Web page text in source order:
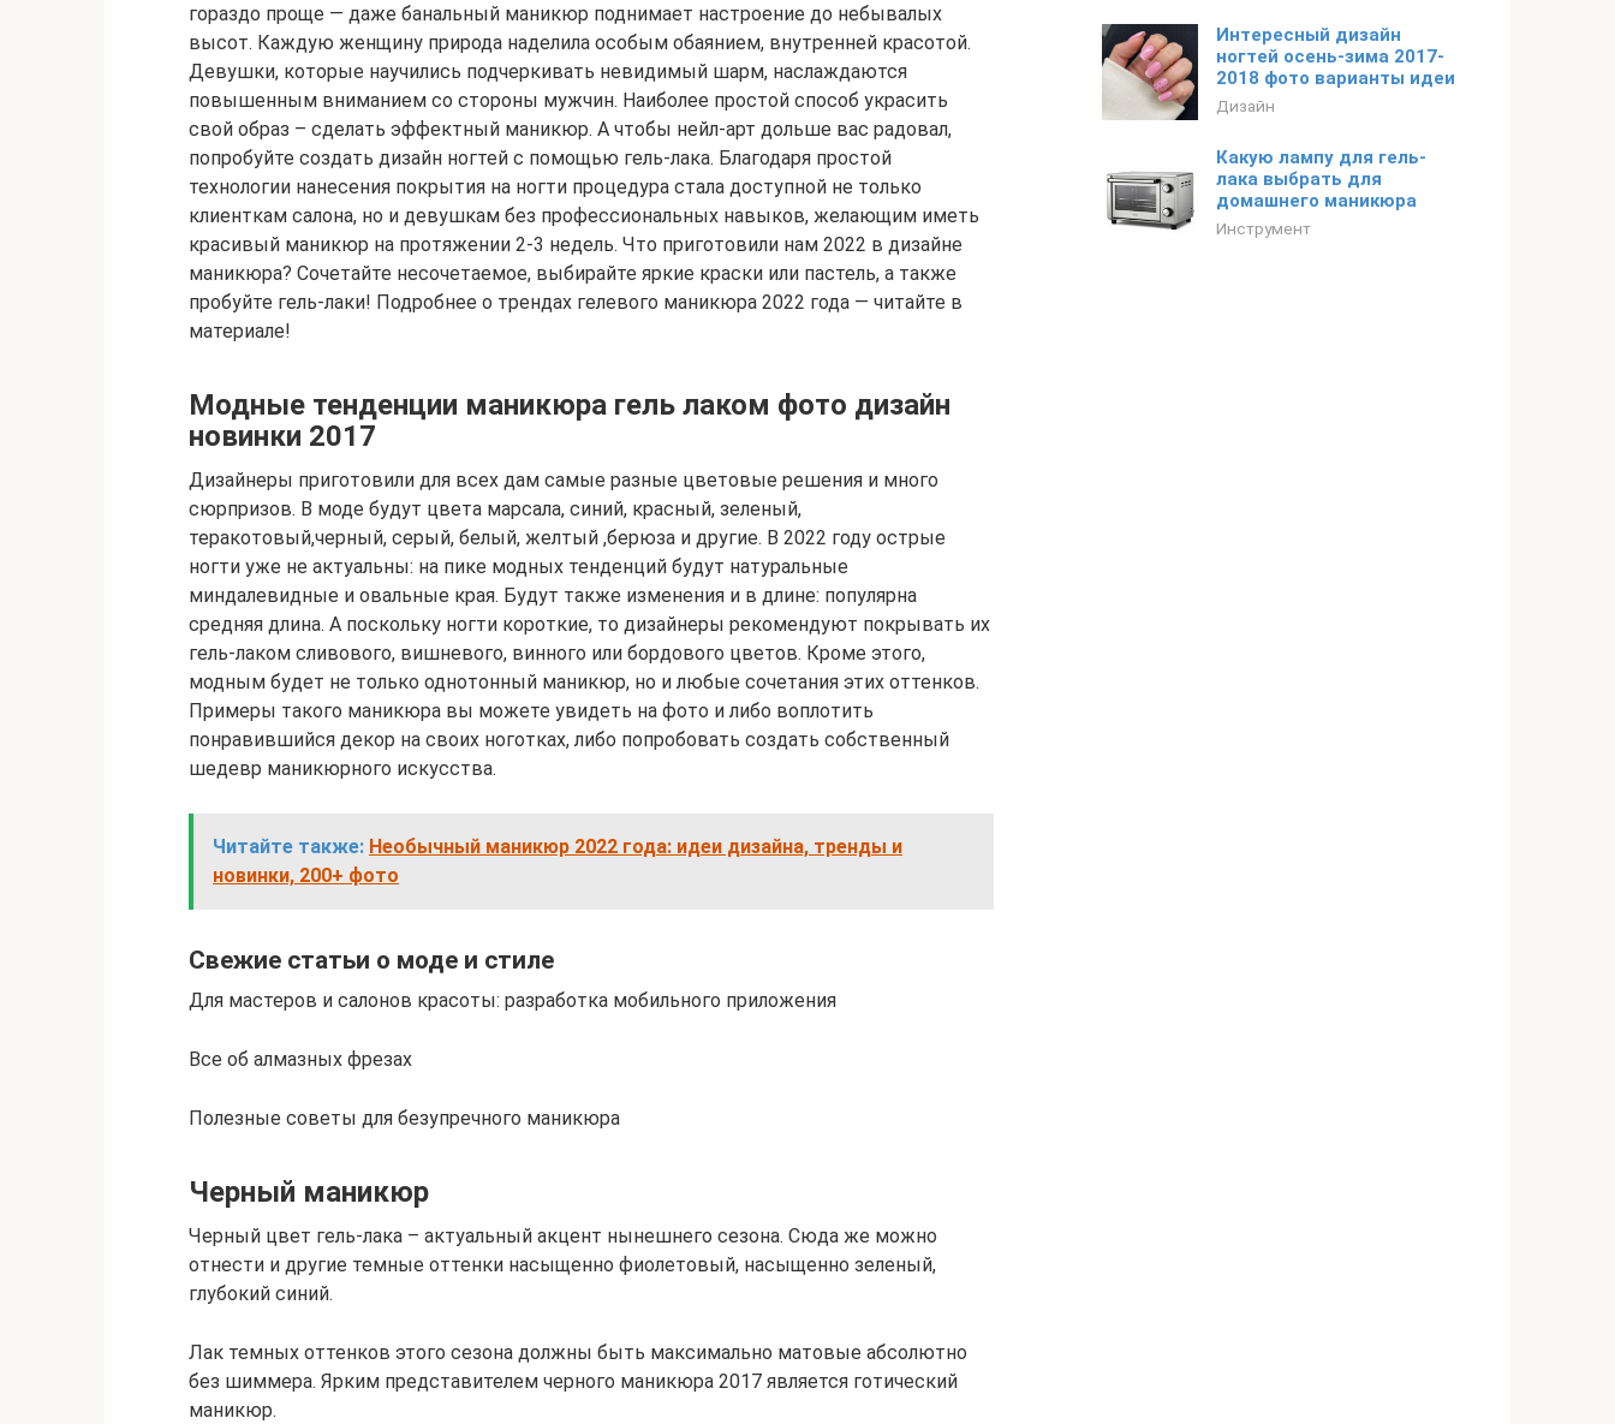
гораздо проще — даже банальный маникюр поднимает настроение до небывалых
высот. Каждую женщину природа наделила особым обаянием, внутренней красотой.
Девушки, которые научились подчеркивать невидимый шарм, наслаждаются
повышенным вниманием со стороны мужчин. Наиболее простой способ украсить
свой образ – сделать эффектный маникюр. А чтобы нейл-арт дольше вас радовал,
попробуйте создать дизайн ногтей с помощью гель-лака. Благодаря простой
технологии нанесения покрытия на ногти процедура стала доступной не только
клиенткам салона, но и девушкам без профессиональных навыков, желающим иметь
красивый маникюр на протяжении 2-3 недель. Что приготовили нам 2022 в дизайне
маникюра? Сочетайте несочетаемое, выбирайте яркие краски или пастель, а также
пробуйте гель-лаки! Подробнее о трендах гелевого маникюра 2022 года — читайте в
материале!
Модные тенденции маникюра гель лаком фото дизайн
новинки 2017
Дизайнеры приготовили для всех дам самые разные цветовые решения и много
сюрпризов. В моде будут цвета марсала, синий, красный, зеленый,
теракотовый,черный, серый, белый, желтый ,берюза и другие. В 2022 году острые
ногти уже не актуальны: на пике модных тенденций будут натуральные
миндалевидные и овальные края. Будут также изменения и в длине: популярна
средняя длина. А поскольку ногти короткие, то дизайнеры рекомендуют покрывать их
гель-лаком сливового, вишневого, винного или бордового цветов. Кроме этого,
модным будет не только однотонный маникюр, но и любые сочетания этих оттенков.
Примеры такого маникюра вы можете увидеть на фото и либо воплотить
понравившийся декор на своих ноготках, либо попробовать создать собственный
шедевр маникюрного искусства.
Читайте также: Необычный маникюр 2022 года: идеи дизайна, тренды и
новинки, 200+ фото
Свежие статьи о моде и стиле
Для мастеров и салонов красоты: разработка мобильного приложения
Все об алмазных фрезах
Полезные советы для безупречного маникюра
Черный маникюр
Черный цвет гель-лака – актуальный акцент нынешнего сезона. Сюда же можно
отнести и другие темные оттенки насыщенно фиолетовый, насыщенно зеленый,
глубокий синий.
Лак темных оттенков этого сезона должны быть максимально матовые абсолютно
без шиммера. Ярким представителем черного маникюра 2017 является готический
маникюр.
Интересный дизайн
ногтей осень-зима 2017-
2018 фото варианты идеи
Дизайн
Какую лампу для гель-
лака выбрать для
домашнего маникюра
Инструмент